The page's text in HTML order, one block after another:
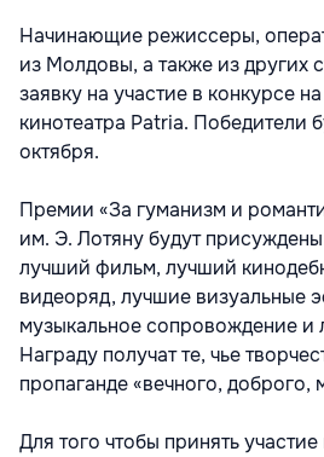
Начинающие режиссеры,
из Молдовы, а также из других
заявку на участие в конкурсе
кинотеатра Patria. Победители
октября.
Премии «За гуманизм и
им. Э. Лотяну будут
лучший фильм, лучший
видеоряд, лучшие визуальные
музыкальное сопровождение и
Награду получат те, чье
пропаганде «вечного, доброго,
Для того чтобы принять